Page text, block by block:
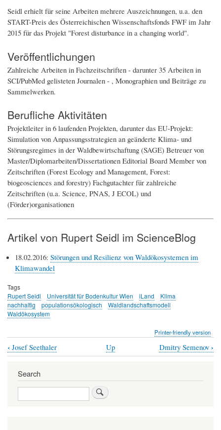
Seidl erhielt für seine Arbeiten mehrere Auszeichnungen, u.a. den
START-Preis des Österreichischen Wissenschaftsfonds FWF im Jahr
2015 für das Projekt "Forest disturbance in a changing world".
Veröffentlichungen
Zahlreiche Arbeiten in Fachzeitschriften - darunter 35 Arbeiten in
SCI/PubMed gelisteten Journalen - , Monographien und Beiträge zu
Sammelwerken.
Berufliche Aktivitäten
Projektleiter in 6 laufenden Projekten, darunter das EU-Projekt:
Simulation von Anpassungsstrategien an geänderte Klima- und
Störungsregimes in der Waldbewirtschaftung (SAGE) Betreuer von
Master/Diplomarbeiten/Dissertationen Editorial Board Member von
Zeitschriften (Forest Ecology and Management, Forest:
biogeosciences and forestry) Fachgutachter für zahlreiche
Zeitschriften (u.a. Science, PNAS, J ECOL) und
(Förder)organisationen
Artikel von Rupert Seidl im ScienceBlog
18.02.2016: Störungen und Resilienz von Waldökosystemen im
Klimawandel
Tags
Rupert Seidl
Universität für Bodenkultur Wien iLand
Klima
nachhaltig
populationsökologisch
Waldlandschaftsmodell
Waldökosystem
Printer-friendly version
Book
traversal
links
for
‹ Josef Seethaler Up Dmitry Semenov ›
Search
Search